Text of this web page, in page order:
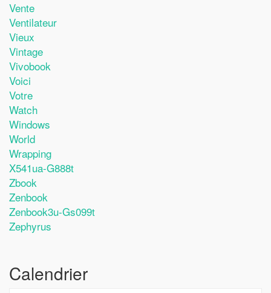
Vente
Ventilateur
Vieux
Vintage
Vivobook
Voici
Votre
Watch
Windows
World
Wrapping
X541ua-G888t
Zbook
Zenbook
Zenbook3u-Gs099t
Zephyrus
Calendrier